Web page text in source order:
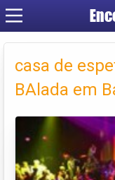
casa de
BAlada em